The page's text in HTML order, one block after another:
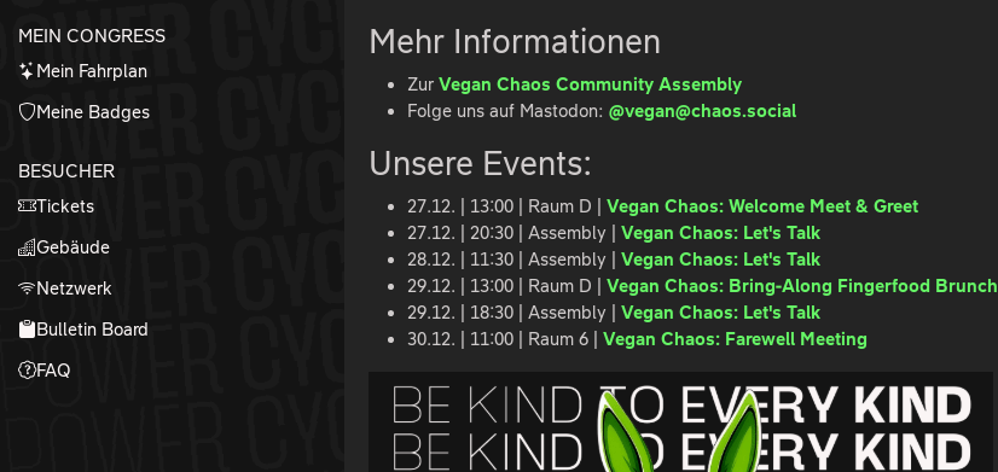
MEIN CONGRESS
Mein Fahrplan
Meine Badges
BESUCHER
Tickets
Gebäude
Netzwerk
Bulletin Board
FAQ
Mehr Informationen
ZurVegan Chaos Community Assembly
Folge uns auf Mastodon:@vegan@chaos.social
Unsere Events:
27.12. | 13:00 | Raum D |Vegan Chaos: Welcome Meet & Greet
27.12. | 20:30 | Assembly |Vegan Chaos: Let's Talk
28.12. | 11:30 | Assembly |Vegan Chaos: Let's Talk
29.12. | 13:00 | Raum D |Vegan Chaos: Bring-Along Fingerfood Brunch
29.12. | 18:30 | Assembly |Vegan Chaos: Let's Talk
30.12. | 11:00 | Raum 6 |Vegan Chaos: Farewell Meeting